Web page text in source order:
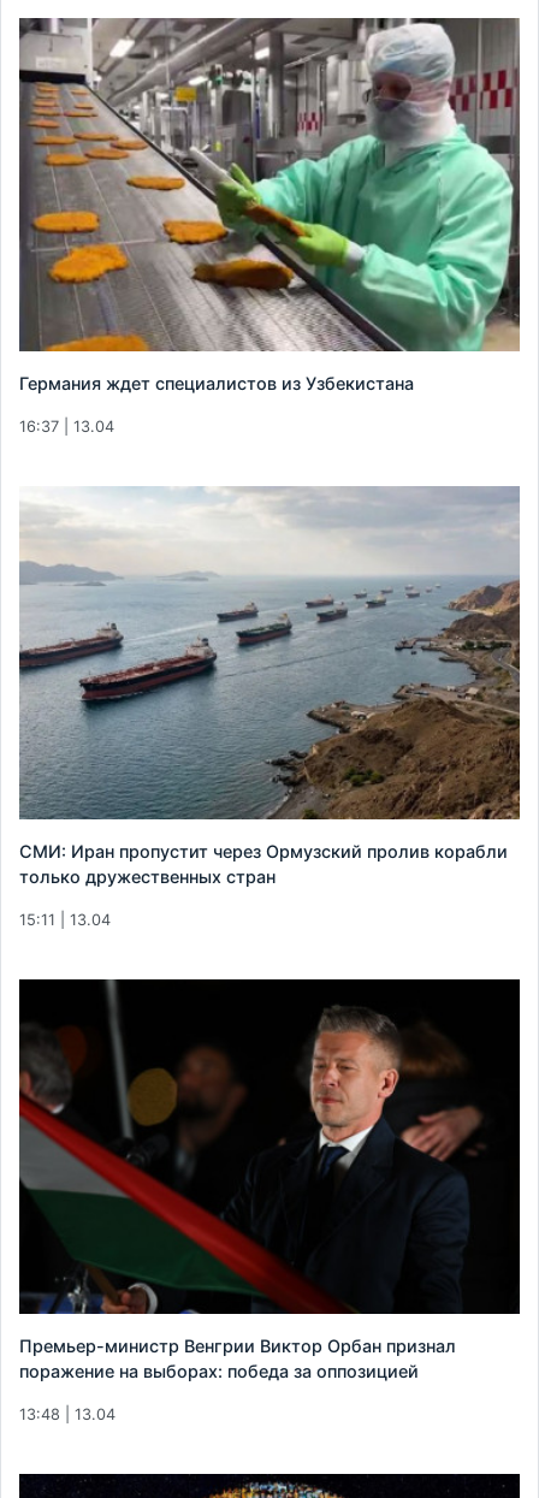
Германия ждет специалистов из Узбекистана
16:37 | 13.04
СМИ: Иран пропустит через Ормузский пролив корабли
только дружественных стран
15:11 | 13.04
Премьер-министр Венгрии Виктор Орбан признал
поражение на выборах: победа за оппозицией
13:48 | 13.04